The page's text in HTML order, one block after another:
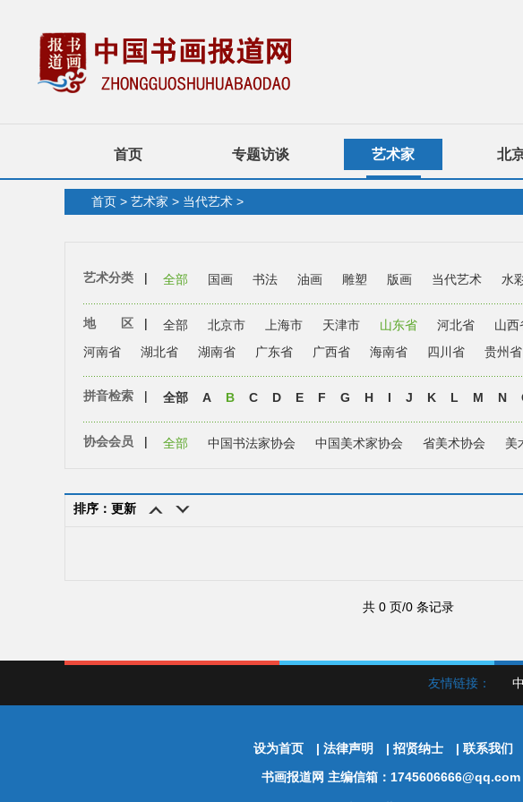
首页 专题访谈 艺术家 北
首页 > 艺术家 > 当代艺术 >
艺术分类 | 全部 国画 书法 油画 雕塑 版画 当代艺术 水
地 区 | 全部 北京市 上海市 天津市 山东省 河北省 山西
河南省
湖北省 湖南省 广东省 广西省 海南省 四川省 贵州省
拼音检索 | 全部 A B C D E F G H I J K L M N
协会会员 | 全部 中国书法家协会 中国美术家协会 省美术协会 美
排序：更新
共 0 页/0 条记录
友情链接：
设为首页 | 法律声明 | 招贤纳士 | 联系我们
书画报道网 主编信箱：